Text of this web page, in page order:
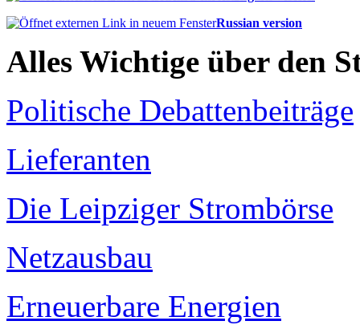
Russian version
Alles Wichtige über den
Politische Debattenbeiträge
Lieferanten
Die Leipziger Strombörse
Netzausbau
Erneuerbare Energien